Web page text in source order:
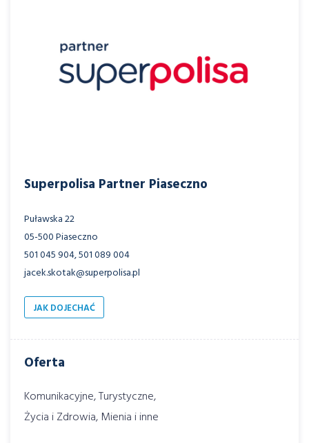
Superpolisa Partner Piaseczno
Puławska 22
05-500 Piaseczno
501 045 904, 501 089 004
jacek.skotak@superpolisa.pl
JAK DOJECHAĆ
Oferta
Komunikacyjne, Turystyczne,
Życia i Zdrowia, Mienia i inne